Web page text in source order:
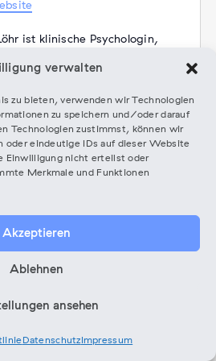
verwalten
zu bieten, verwenden wir Technologien
zu speichern und/oder darauf
Technologien zustimmst, können wir
oder eindeutige IDs auf dieser Website
Einwilligung nicht erteilst oder
Merkmale und Funktionen
Akzeptieren
Ablehnen
ansehen
Datenschutz Impressum
ist klinische Psychologin,
In ihrer Praxis für Mental
und Bands sowie Fachkräfte
mit den
Druck, (Leistungs-)Angst,
im Tour- und Live-Business,
Bandmediation
kooperiert Anne mit
und Festivals und bietet
und Mentoring an (z.B. ESNS,
für Musik und Theater
Kulturrat NRW, VUT). Sie
Collective sowie im BDP,